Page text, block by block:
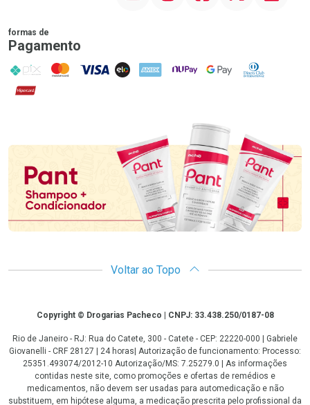
formas de
Pagamento
PIX MasterCard
VISA ELO AMEX NuPay Google PayDiners Club
Hipercard
Promoção em Destaque
Voltar ao Topo
CopyrightCopyright © Drogarias Pacheco | CNPJ: 33.438.250/0187-08
Rio de Janeiro - RJ: Rua do Catete, 300 - Catete - CEP: 22220-000 | Gabriele
Giovanelli - CRF 28127 | 24 horas| Autorização de funcionamento: Processo:
25351.493074/2012-10 Autorização/MS: 7.25279.0 | As informações
contidas neste site, como promoções e ofertas de remédios e
medicamentos, não devem ser usadas para automedicação e não
substituem, em hipótese alguma, a medicação prescrita pelo profissional da